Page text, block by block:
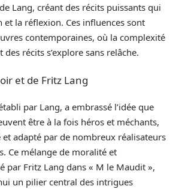
Lang, créant des récits puissants qui
et la réflexion. Ces influences sont
contemporaines, où la complexité
récits s’explore sans relâche.
et de Fritz Lang
par Lang, a embrassé l’idée que
être à la fois héros et méchants,
et adapté par de nombreux réalisateurs
Ce mélange de moralité et
par Fritz Lang dans « M le Maudit »,
un pilier central des intrigues